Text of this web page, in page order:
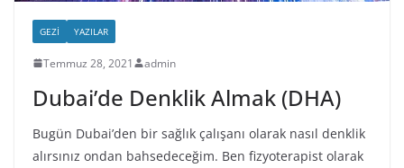
GEZI YAZILAR
Temmuz 28, 2021 admin
Dubai’de Denklik Almak (DHA)
Bugün Dubai’den bir sağlık çalışanı olarak nasıl denklik
alırsınız ondan bahsedeceğim. Ben fizyoterapist olarak